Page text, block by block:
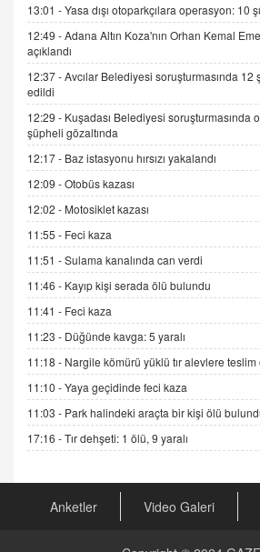
İNCİ GÜL AKÖL
06.07.2026 13:00
ADEM AKÖL
Esed Destekçilerinin
Sednaya
11.12.2024 12:30
DR. EKREM ASLAN
Gerçek Ne, Algı Ne?
Cümlesinin Peşinden
19.07.2025 12:45
GÖNÜL MENEKŞE
Şifacının Yolu
04.11.2025 12:56
AV. RÜMEYSA ÖZKALE
Kira Uyuşmazlıklarında
Arabulucuya Başvuru Şartı
CAN UĞURATEŞ
Değişen yapısıyla Suriye
13:01 -Yasa dışı otoparkçılara operasyon: 10
12:49 -Adana Altın Koza'nın Orhan Kemal
açıklandı
12:37 -Avcılar Belediyesi soruşturmasında
edildi
12:29 - Kuşadası Belediyesi soruşturmasında
şüpheli gözaltında
12:17 - Baz istasyonu hırsızı yakalandı
12:09 -Otobüs kazası
12:02 - Motosiklet kazası
11:55 - Feci kaza
11:51 -Sulama kanalında can verdi
11:46 - Kayıp kişi serada ölü bulundu
11:41 - Feci kaza
11:23 - Düğünde kavga: 5 yaralı
11:18 - Nargile kömürü yüklü tır alevlere teslim
11:10 -Yaya geçidinde feci kaza
11:03 - Park halindeki araçta bir kişi ölü
17:16 -Tır dehşeti: 1 ölü, 9 yaralı
Anketler Video Galeri